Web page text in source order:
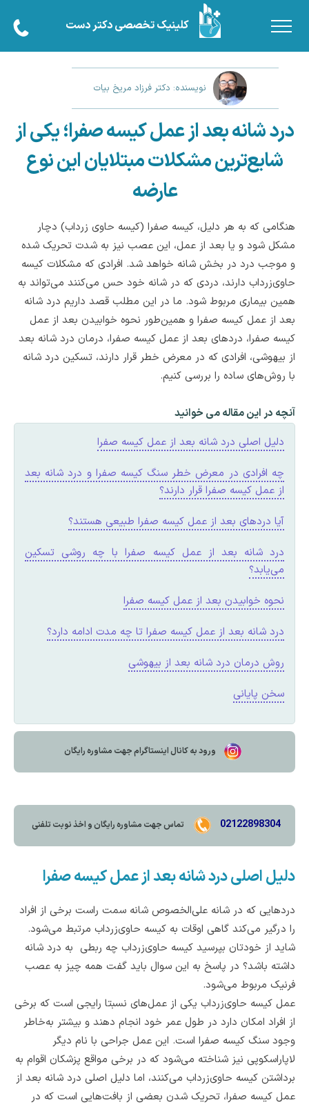
کلینیک تخصصی دکتر دست
نویسنده: دکتر فرزاد مریخ بیات
درد شانه بعد از عمل کیسه صفرا؛ یکی از
شایع‌ترین مشکلات مبتلایان این نوع
عارضه
هنگامی که به هر دلیل، کیسه صفرا (کیسه حاوی زرداب) دچار
مشکل شود و یا بعد از عمل، این عصب نیز به شدت تحریک شده
و موجب درد در بخش شانه خواهد شد. افرادی که مشکلات کیسه
حاوی‌زرداب دارند، دردی که در شانه خود حس می‌کنند می‌تواند به
همین بیماری مربوط شود. ما در این مطلب قصد داریم درد شانه
بعد از عمل کیسه صفرا و همین‌طور نحوه خوابیدن بعد از عمل
کیسه صفرا، دردهای بعد از عمل کیسه صفرا، درمان درد شانه بعد
از بیهوشی، افرادی که در معرض خطر قرار دارند، تسکین درد شانه
با روش‌های ساده را بررسی کنیم.
آنچه در این مقاله می خوانید
دلیل اصلی درد شانه بعد از عمل کیسه صفرا
چه افرادی در معرض خطر سنگ کیسه صفرا و درد شانه بعد
از عمل کیسه صفرا قرار دارند؟
آیا دردهای بعد از عمل کیسه صفرا طبیعی هستند؟
درد شانه بعد از عمل کیسه صفرا با چه روشی تسکین
می‌یابد؟
نحوه خوابیدن بعد از عمل کیسه صفرا
درد شانه بعد از عمل کیسه صفرا تا چه مدت ادامه دارد؟
روش درمان درد شانه بعد از بیهوشی
سخن پایانی
ورود به کانال اینستاگرام جهت مشاوره رایگان
02122898304 تماس جهت مشاوره رايگان و اخذ نوبت تلفنی
دلیل اصلی درد شانه بعد از عمل کیسه صفرا
دردهایی که در شانه علی‌الخصوص شانه سمت راست برخی از افراد
را درگیر می‌کند گاهی اوقات به کیسه حاوی‌زرداب مرتبط می‌شود.
شاید از خودتان بپرسید کیسه حاوی‌زرداب چه ربطی به درد شانه
داشته باشد؟ در پاسخ به این سوال باید گفت همه چیز به عصب
فرنیک مربوط می‌شود.
عمل کیسه حاوی‌زرداب یکی از عمل‌های نسبتا رایجی است که برخی
از افراد امکان دارد در طول عمر خود انجام دهند و بیشتر به‌خاطر
وجود سنگ کیسه صفرا است. این عمل جراحی با نام دیگر
لاپاراسکوپی نیز شناخته می‌شود که در برخی مواقع پزشکان اقوام به
برداشتن کیسه حاوی‌زرداب می‌کنند، اما دلیل اصلی درد شانه بعد از
عمل کیسه صفرا، تحریک شدن بعضی از بافت‌هایی است که در